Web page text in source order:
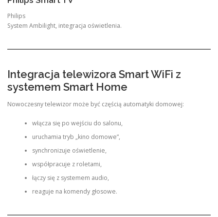
Philips
System Ambilight, integracja oświetlenia.
Integracja telewizora Smart WiFi z
systemem Smart Home
Nowoczesny telewizor może być częścią automatyki domowej:
włącza się po wejściu do salonu,
uruchamia tryb „kino domowe”,
synchronizuje oświetlenie,
współpracuje z roletami,
łączy się z systemem audio,
reaguje na komendy głosowe.